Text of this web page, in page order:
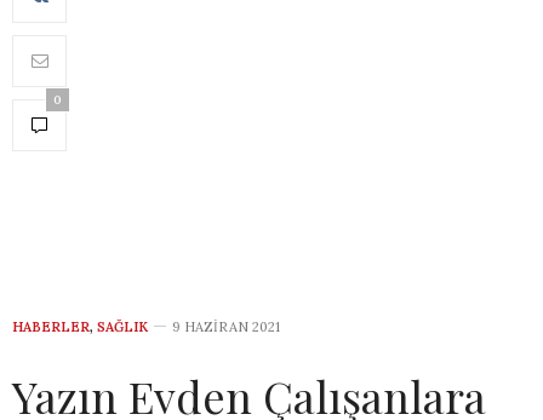
0
HABERLER, SAĞLIK 9 HAZIRAN 2021
Yazın Evden Çalışanlara